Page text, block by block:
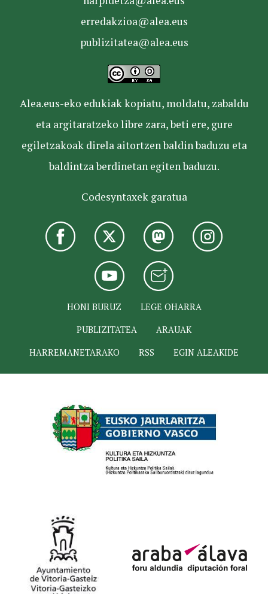
erredakzioa@alea.eus
publizitatea@alea.eus
Alea.eus-eko edukiak kopiatu, moldatu, zabaldu
eta argitaratzeko libre zara, beti ere, gure
egiletzakoak direla aitortzen baldin baduzu eta
baldintza berdinetan egiten baduzu.
Codesyntaxek garatua
HONI BURUZ
LEGE OHARRA
PUBLIZITATEA
ARAUAK
HARREMANETARAKO
RSS EGIN ALEAKIDE